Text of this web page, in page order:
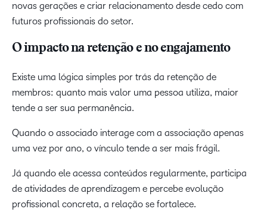
novas gerações e criar relacionamento desde cedo com
futuros profissionais do setor.
O impacto na retenção e no engajamento
Existe uma lógica simples por trás da retenção de
membros: quanto mais valor uma pessoa utiliza, maior
tende a ser sua permanência.
Quando o associado interage com a associação apenas
uma vez por ano, o vínculo tende a ser mais frágil.
Já quando ele acessa conteúdos regularmente, participa
de atividades de aprendizagem e percebe evolução
profissional concreta, a relação se fortalece.